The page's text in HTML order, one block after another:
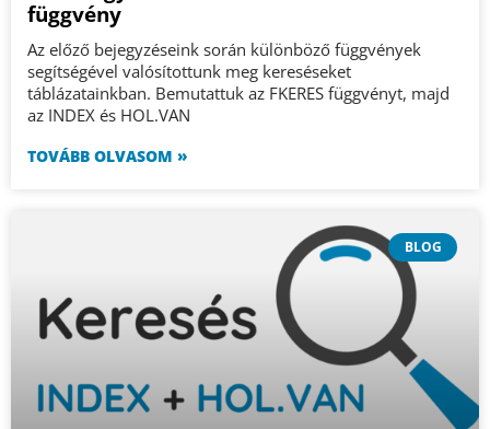
függvény
Az előző bejegyzéseink során különböző függvények
segítségével valósítottunk meg kereséseket
táblázatainkban. Bemutattuk az FKERES függvényt, majd
az INDEX és HOL.VAN
TOVÁBB OLVASOM »
BLOG